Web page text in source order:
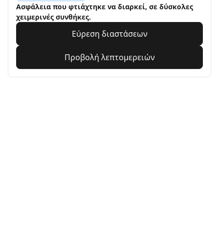
Ασφάλεια που φτιάχτηκε να διαρκεί, σε δύσκολες
χειμερινές συνθήκες.
Εύρεση διαστάσεων
Προβολή λεπτομερειών